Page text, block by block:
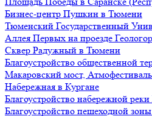
Бизнес-центр Пушкин в Тюмени
Тюменский Государственный
Аллея Первых на проезде
Сквер Радужный в Тюмени
Благоустройство общественной
Макаровский мост,
Набережная в Кургане
Благоустройство набережной
Благоустройство пешеходной